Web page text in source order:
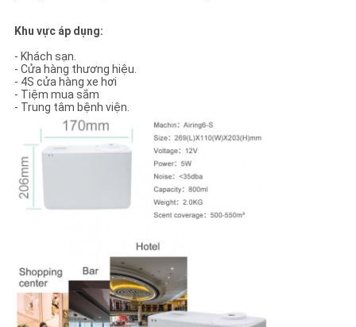
Khu vực áp dụng:
- Khách sạn.
- Cửa hàng thương hiệu.
- 4S cửa hàng xe hơi
- Tiệm mua sắm
- Trung tâm bệnh viện.